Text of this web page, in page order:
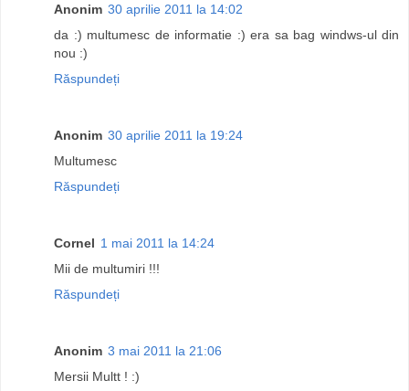
Anonim 30 aprilie 2011 la 14:02
da :) multumesc de informatie :) era sa bag windws-ul din
nou :)
Răspundeți
Anonim 30 aprilie 2011 la 19:24
Multumesc
Răspundeți
Cornel 1 mai 2011 la 14:24
Mii de multumiri !!!
Răspundeți
Anonim 3 mai 2011 la 21:06
Mersii Multt ! :)